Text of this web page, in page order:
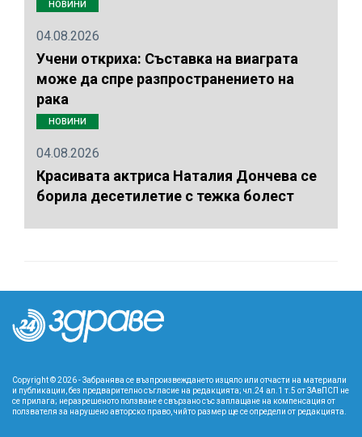
НОВИНИ
04.08.2026
Учени откриха: Съставка на виаграта
може да спре разпространението на
рака
НОВИНИ
04.08.2026
Красивата актриса Наталия Дончева се
борила десетилетие с тежка болест
Copyright © 2026 - Забранява се възпроизвеждането изцяло или отчасти на материали
и публикации, без предварително съгласие на редакцията; чл.24 ал.1 т.5 от ЗАвПСП не
се прилага; неразрешеното ползване е свързано със заплащане на компенсация от
ползвателя за нарушено авторско право, чийто размер ще се определи от редакцията.